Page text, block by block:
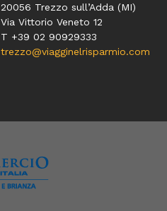
20056 Trezzo sull’Adda (MI)
Via Vittorio Veneto 12
T +39 02 90929333
trezzo@viagginelrisparmio.com